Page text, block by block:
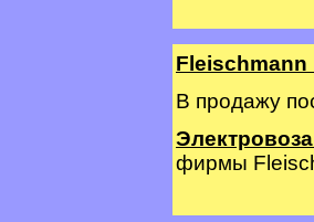
Fleischmann
В продажу
фирмы